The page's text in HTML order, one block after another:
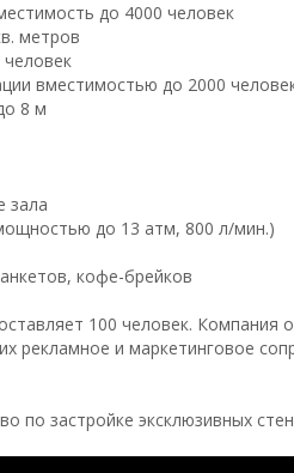
до 4000 человек
метров
вместимостью до 2000
8 м
зала
до 13 атм, 800 л/мин.)
кофе-брейков
100 человек. Компания
рекламное и маркетинговое
по застройке эксклюзивных